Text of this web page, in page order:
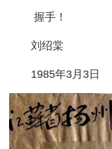
握手！
刘绍棠
1985年3月3日